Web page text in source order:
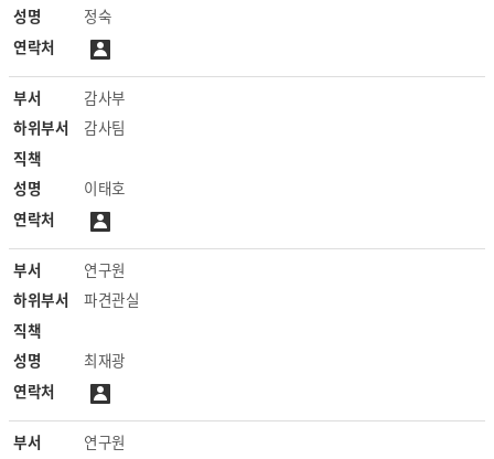
성명
정숙
연락처
부서
감사부
하위부서
감사팀
직책
성명
이태호
연락처
부서
연구원
하위부서
파견관실
직책
성명
최재광
연락처
부서
연구원